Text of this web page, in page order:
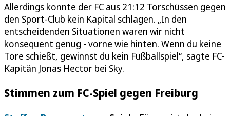
Allerdings konnte der FC aus 21:12 Torschüssen gegen
den Sport-Club kein Kapital schlagen. „In den
entscheidenden Situationen waren wir nicht
konsequent genug - vorne wie hinten. Wenn du keine
Tore schießt, gewinnst du kein Fußballspiel“, sagte FC-
Kapitän Jonas Hector bei Sky.
Stimmen zum FC-Spiel gegen Freiburg